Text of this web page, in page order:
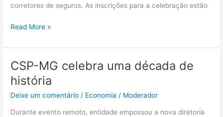
corretores de seguros. As inscrições para a celebração estão
seguros
inscrições
Read More »
CSP-MG celebra uma década de
história
Deixe um comentário / Economia / Moderador
Durante evento remoto, entidade empossou a nova diretoria
CSP-
MG
celebra
uma